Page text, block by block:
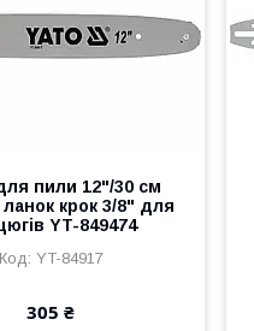
пили 12"/30 см
ланок крок 3/8" для
YT-849474
YT-84917
305 ₴